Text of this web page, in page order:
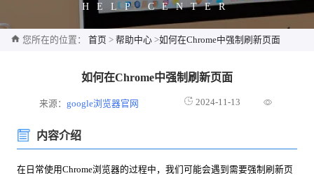
HELP CENTER
您所在的位置： 首页 > 帮助中心 >如何在Chrome中强制刷新页面
如何在Chrome中强制刷新页面
来源：google浏览器官网 2024-11-13
内容介绍
在日常使用Chrome浏览器的过程中，我们可能会遇到需要强制刷新页